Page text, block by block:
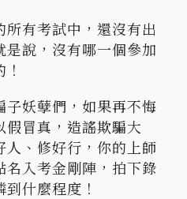
有考試中，還沒有出
說，沒有哪一個參加
子妖孽們，如果再不悔
冒真，造謠欺騙大
人、修好行，你的上師
名入考金剛陣，拍下錄
什麼程度！